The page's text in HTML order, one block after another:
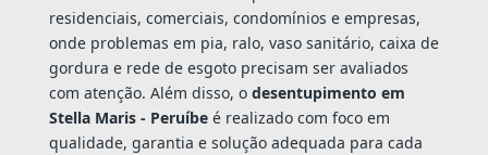
residenciais, comerciais, condomínios e empresas,
onde problemas em pia, ralo, vaso sanitário, caixa de
gordura e rede de esgoto precisam ser avaliados
com atenção. Além disso, o desentupimento em
Stella Maris - Peruíbeé realizado com foco em
qualidade, garantia e solução adequada para cada